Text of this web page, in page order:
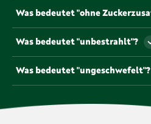
Lebensmittels verstärken.
müssen Geschmacksverstärker
Nummern“. Die beiden
bekanntesten
Glutaminsäure und
Nummern E 620 bzw. E 621
Gluten ist ein Eiweiß, dass u.a.
einigen Getreiden vorkommt.
Was bedeutet "ohne
Lebensmittel, die mit diesem
gekennzeichnet sind, sind frei
oder anderen süßenden
Was bedeutet "unbestrahlt"?
Um die Haltbarkeit zu
getrocknete Kräuter und
bestrahlt werden. Produkte mit
wurden nicht bestrahlt und
Was bedeutet "ungeschwefelt"?
geschwefelt, um die Haltbarkeit
dem Produkt eine intensivere